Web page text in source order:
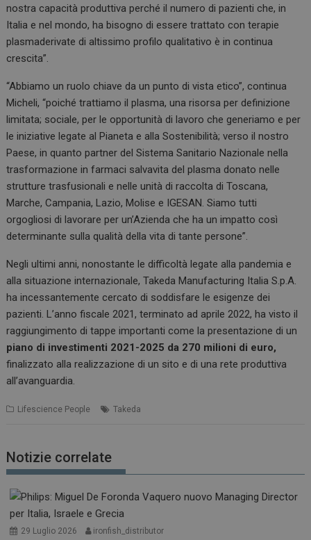
nostra capacità produttiva perché il numero di pazienti che, in
Italia e nel mondo, ha bisogno di essere trattato con terapie
plasmaderivate di altissimo profilo qualitativo è in continua
crescita”.
“Abbiamo un ruolo chiave da un punto di vista etico”, continua
Micheli, “poiché trattiamo il plasma, una risorsa per definizione
limitata; sociale, per le opportunità di lavoro che generiamo e per
le iniziative legate al Pianeta e alla Sostenibilità; verso il nostro
Paese, in quanto partner del Sistema Sanitario Nazionale nella
trasformazione in farmaci salvavita del plasma donato nelle
strutture trasfusionali e nelle unità di raccolta di Toscana,
Marche, Campania, Lazio, Molise e IGESAN. Siamo tutti
orgogliosi di lavorare per un’Azienda che ha un impatto così
determinante sulla qualità della vita di tante persone”.
Negli ultimi anni, nonostante le difficoltà legate alla pandemia e
alla situazione internazionale, Takeda Manufacturing Italia S.p.A.
ha incessantemente cercato di soddisfare le esigenze dei
pazienti. L’anno fiscale 2021, terminato ad aprile 2022, ha visto il
raggiungimento di tappe importanti come la presentazione di un
piano di investimenti 2021-2025 da 270 milioni di euro,
finalizzato alla realizzazione di un sito e di una rete produttiva
all’avanguardia.
Lifescience People Takeda
Notizie correlate
29 Luglio 2026 ironfish_distributor